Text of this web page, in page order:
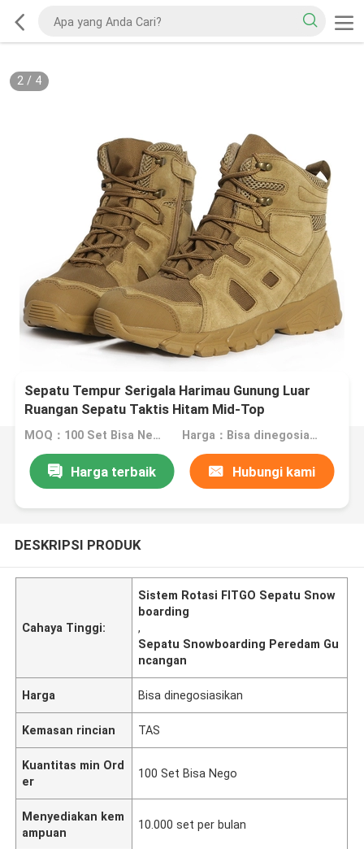
2/ 4
Sepatu Tempur Serigala Harimau Gunung Luar
Ruangan Sepatu Taktis Hitam Mid-Top
MOQ：100 Set Bisa Nego Harga：Bisa dinegosiasikan
Harga terbaik Hubungi kami
DESKRIPSI PRODUK
Cahaya Tinggi:
Sistem Rotasi FITGO Sepatu Snow
boarding
,
Sepatu Snowboarding Peredam Gu
ncangan
Harga Bisa dinegosiasikan
Kemasan rincian TAS
Kuantitas min Ord
er
100 Set Bisa Nego
Menyediakan kem
ampuan
10.000 set per bulan